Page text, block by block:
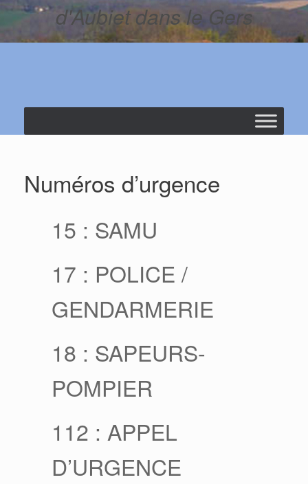
d'Aubiet dans le Gers
Numéros d’urgence
15 : SAMU
17 : POLICE /
GENDARMERIE
18 : SAPEURS-
POMPIER
112 : APPEL
D’URGENCE